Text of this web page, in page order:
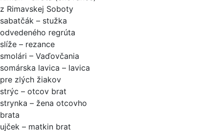
z Rimavskej Soboty
sabatčák – stužka
odvedeného regrúta
slíže – rezance
smolári – Vaďovčania
somárska lavica – lavica
pre zlých žiakov
strýc – otcov brat
strynka – žena otcovho
brata
ujček – matkin brat